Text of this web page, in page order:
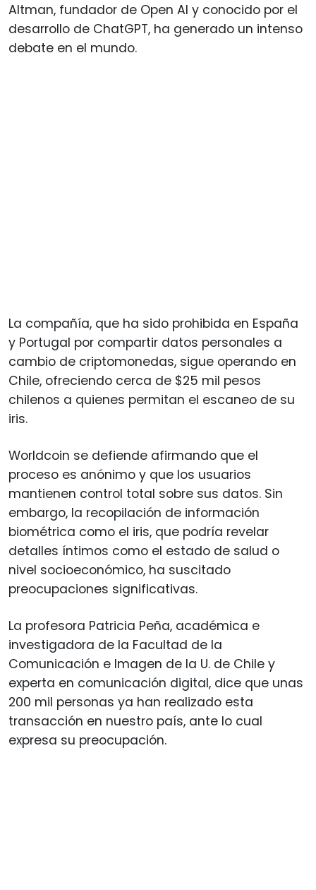
Altman, fundador de Open AI y conocido por el
desarrollo de ChatGPT, ha generado un intenso
debate en el mundo.
La compañía, que ha sido prohibida en España
y Portugal por compartir datos personales a
cambio de criptomonedas, sigue operando en
Chile, ofreciendo cerca de $25 mil pesos
chilenos a quienes permitan el escaneo de su
iris.
Worldcoin se defiende afirmando que el
proceso es anónimo y que los usuarios
mantienen control total sobre sus datos. Sin
embargo, la recopilación de información
biométrica como el iris, que podría revelar
detalles íntimos como el estado de salud o
nivel socioeconómico, ha suscitado
preocupaciones significativas.
La profesora Patricia Peña, académica e
investigadora de la Facultad de la
Comunicación e Imagen de la U. de Chile y
experta en comunicación digital, dice que unas
200 mil personas ya han realizado esta
transacción en nuestro país, ante lo cual
expresa su preocupación.